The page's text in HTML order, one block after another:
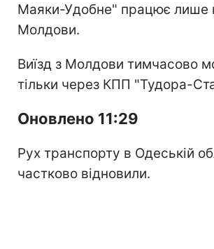
Маяки-Удобне" працює лише
Молдови.
Виїзд з Молдови тимчасово
тільки через КПП "Тудора-
Оновлено 11:29
Рух транспорту в Одеській
частково відновили.